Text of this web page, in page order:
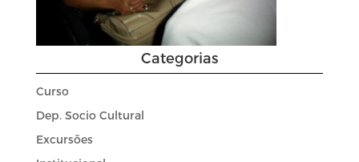
Categorias
Curso
Dep. Socio Cultural
Excursões